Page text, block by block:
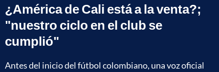
¿América de Cali está a la venta?;
"nuestro ciclo en el club se
cumplió"
Antes del inicio del fútbol colombiano, una voz oficial